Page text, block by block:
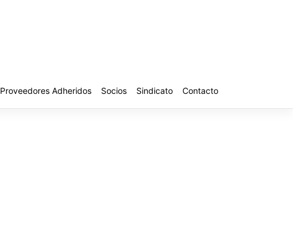
Proveedores Adheridos Socios Sindicato Contacto